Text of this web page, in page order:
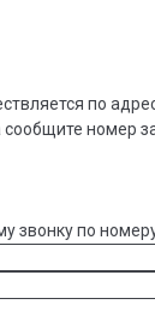
по
номер
звонку по